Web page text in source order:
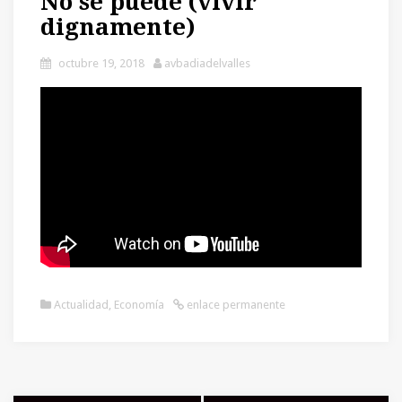
dignamente)
octubre 19, 2018 avbadiadelvalles
Actualidad , Economía enlace permanente